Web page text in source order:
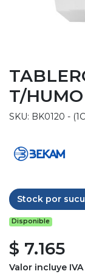
T/
SKU: BK0120 -
Stock por
Disponible
$ 7.165
Valor incluye IVA